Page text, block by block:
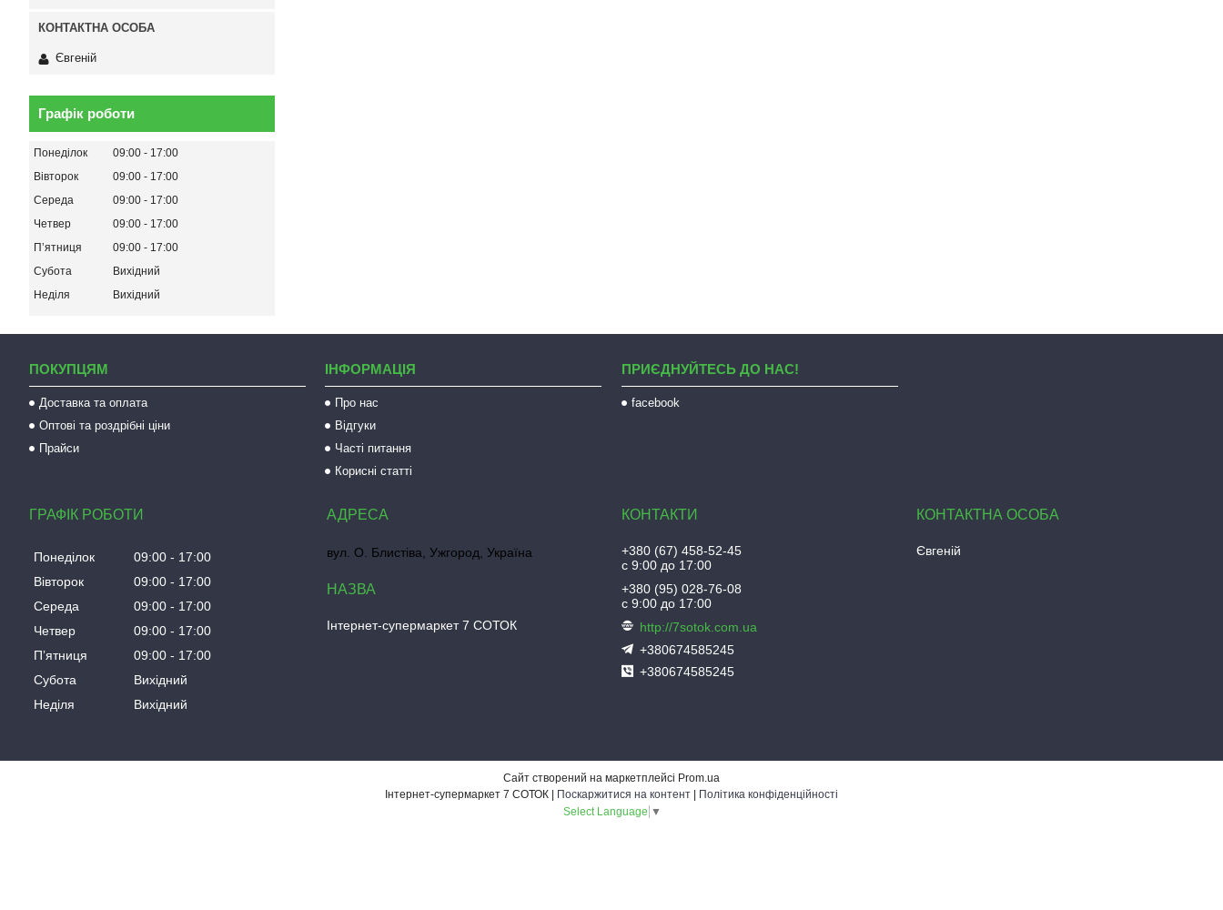
Євгеній
Графік роботи
Понеділок 09:00
17:00
Вівторок
09:00
17:00
Середа
09:00
17:00
Четвер
09:00
17:00
Пʼятниця
09:00
17:00
Субота
Вихідний
Неділя
Вихідний
ПОКУПЦЯМ
Доставка та оплата
Оптові та роздрібні ціни
Прайси
ІНФОРМАЦІЯ
Про нас
Відгуки
Часті питання
Корисні статті
ПРИЄДНУЙТЕСЬ ДО НАС!
facebook
ГРАФІК РОБОТИ
Понеділок 09:00
17:00
Вівторок
09:00
17:00
Середа
09:00
17:00
Четвер
09:00
17:00
Пʼятниця
09:00
17:00
Субота
Вихідний
Неділя
Вихідний
вул. О. Блистіва, Ужгород, Україна
Інтернет-супермаркет 7 СОТОК
+380 (67) 458-52-45
с 9:00 до 17:00
+380 (95) 028-76-08
с 9:00 до 17:00
http://7sotok.com.ua
+380674585245
+380674585245
Євгеній
Сайт створений на маркетплейсі Prom.ua
Поскаржитися на контент
Політика конфіденційності
Select Language ▼